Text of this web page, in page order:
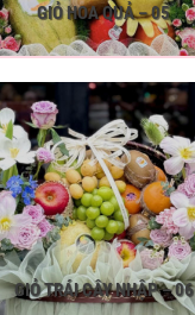
GIỎ HOA QUẢ – 05
GIỎ TRÁI CÂY NHẬP – 06